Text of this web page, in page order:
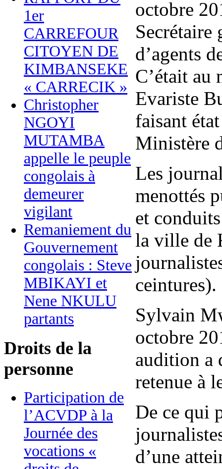
1er
CARREFOUR
CITOYEN DE
KIMBANSEKE
« CARRECIK »
Christopher
NGOYI
MUTAMBA
appelle le peuple
congolais à
demeurer
vigilant
Remaniement du
Gouvernement
congolais : Steve
MBIKAYI et
Nene NKULU
partants
Droits de la
personne
Participation de
l’ACVDP à la
Journée des
vocations «
octobre
Secrétaire
d’agents
C’était au
Evariste
faisant
Ministère
Les
menottés
et
la ville de
ceintures).
Sylvain
octobre
audition a
retenue à
De ce qui
d’une